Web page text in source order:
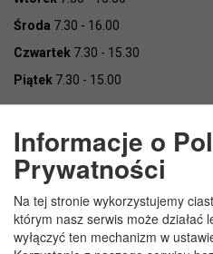
Środa 7.30 - 16.00
Czwartek 7.30 - 15.30
Piątek 7.30 - 15.00
Copyright © Urząd
Informacje o
Prywatności
Na tej stronie wykorzystujemy
którym nasz serwis może działać
wyłączyć ten mechanizm w